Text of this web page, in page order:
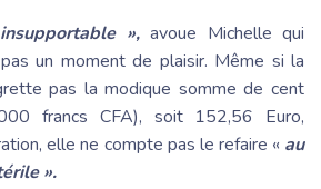
»,avoue Michelle qui
un moment de plaisir. Même si la
pas la modique somme de cent
francs CFA), soit 152,56 Euro,
elle ne compte pas le refaire « au
».